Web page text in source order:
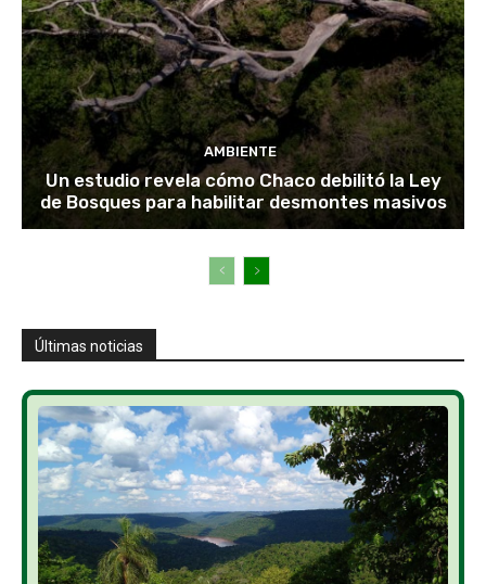
AMBIENTE
Un estudio revela cómo Chaco debilitó la Ley
de Bosques para habilitar desmontes masivos
Últimas noticias